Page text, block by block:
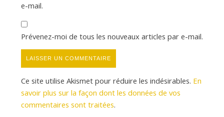
e-mail.
Prévenez-moi de tous les nouveaux articles par e-mail.
Ce site utilise Akismet pour réduire les indésirables. En
savoir plus sur la façon dont les données de vos
commentaires sont traitées.